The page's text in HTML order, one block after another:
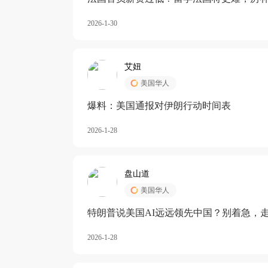
2026-1-30
艾妞
美国华人
爆料：美国通报对伊朗行动时间表
2026-1-28
盘山道
美国华人
特朗普说美国AI远远领先中国？别着急，
2026-1-28